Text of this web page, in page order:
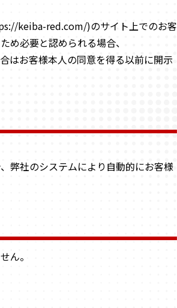
keiba-red.com/)のサイト上でのお客
め必要と認められる場合、
はお客様本人の同意を得る以前に開示
弊社のシステムにより自動的にお客様
ん。